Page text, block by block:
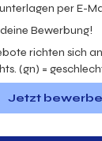
per E-
Bewerbung!
richten sich
(gn) =
Jetzt